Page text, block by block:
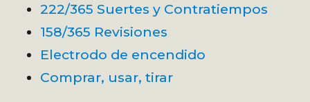
222/365 Suertes y Contratiempos
158/365 Revisiones
Electrodo de encendido
Comprar, usar, tirar